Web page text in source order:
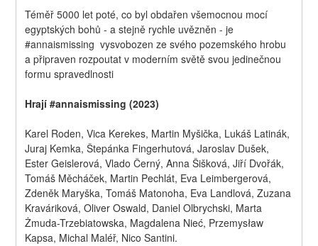
Téměř 5000 let poté, co byl obdařen všemocnou mocí
egyptských bohů - a stejně rychle uvězněn - je
#annaismissing  vysvobozen ze svého pozemského hrobu
a připraven rozpoutat v moderním světě svou jedinečnou
formu spravedlnosti
Hrají #annaismissing (2023)
Karel Roden, Vica Kerekes, Martin Myšička, Lukáš Latinák,
Juraj Kemka, Štepánka Fingerhutová, Jaroslav Dušek,
Ester Geislerová, Vlado Černý, Anna Šišková, Jiří Dvořák,
Tomáš Měcháček, Martin Pechlát, Eva Leimbergerová,
Zdeněk Maryška, Tomáš Matonoha, Eva Landlová, Zuzana
Kraváriková, Oliver Oswald, Daniel Olbrychski, Marta
Żmuda-Trzebiatowska, Magdalena Nieć, Przemysław
Kapsa, Michal Maléř, Nico Santini.